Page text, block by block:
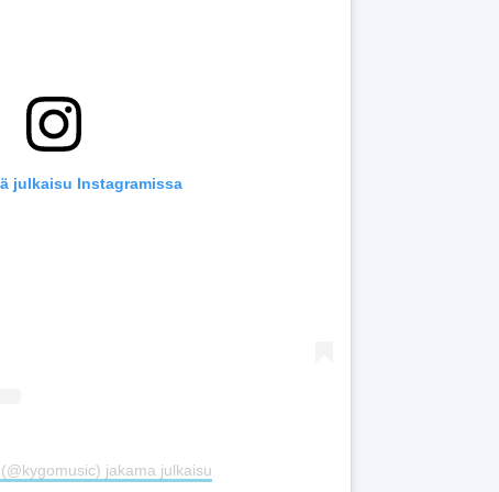
julkaisu Instagramissa
jakama julkaisu